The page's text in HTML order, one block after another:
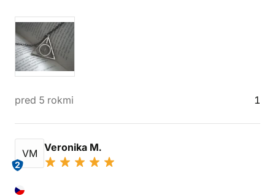
pred 5 rokmi 1
VM
2
Veronika M.